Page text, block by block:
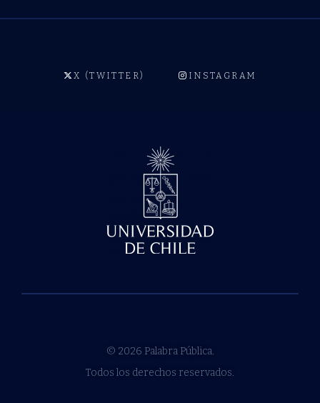
X (TWITTER) INSTAGRAM
© 2026 Palabra Pública.
Todos los derechos reservados.